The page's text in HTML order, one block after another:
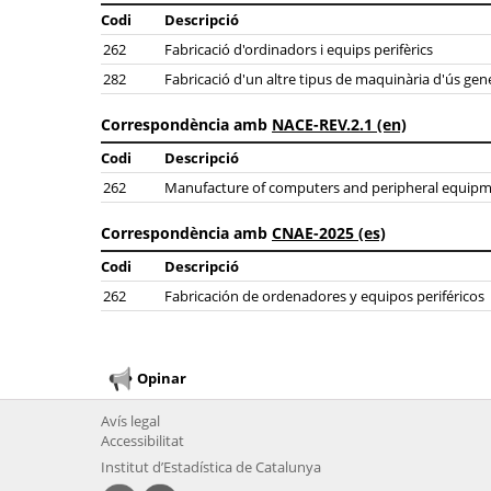
Codi Descripció
262
Fabricació d'ordinadors i equips perifèrics
282
Fabricació d'un altre tipus de maquinària d'ús
Correspondència amb NACE-REV.2.1 (en)
Codi
Descripció
262
Manufacture of computers and peripheral
Correspondència amb CNAE-2025 (es)
Codi
Descripció
262
Fabricación de ordenadores y equipos periféricos
Opinar
Avís legal
Accessibilitat
Institut d’Estadística de Catalunya